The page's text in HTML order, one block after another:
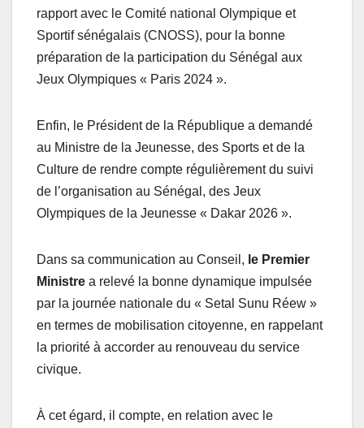
rapport avec le Comité national Olympique et
Sportif sénégalais (CNOSS), pour la bonne
préparation de la participation du Sénégal aux
Jeux Olympiques « Paris 2024 ».
Enfin, le Président de la République a demandé
au Ministre de la Jeunesse, des Sports et de la
Culture de rendre compte régulièrement du suivi
de l’organisation au Sénégal, des Jeux
Olympiques de la Jeunesse « Dakar 2026 ».
Dans sa communication au Conseil, le Premier
Ministre a relevé la bonne dynamique impulsée
par la journée nationale du « Setal Sunu Réew »
en termes de mobilisation citoyenne, en rappelant
la priorité à accorder au renouveau du service
civique.
À cet égard, il compte, en relation avec le